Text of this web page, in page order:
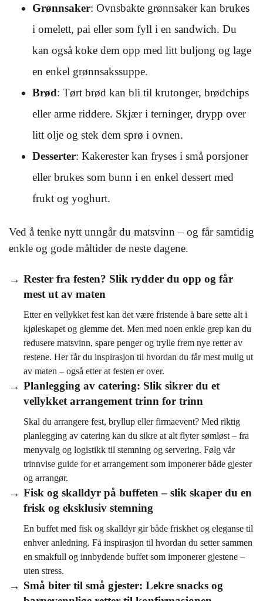
Grønnsaker: Ovnsbakte grønnsaker kan brukes
i omelett, pai eller som fyll i en sandwich. Du
kan også koke dem opp med litt buljong og lage
en enkel grønnsakssuppe.
Brød: Tørt brød kan bli til krutonger, brødchips
eller arme riddere. Skjær i terninger, drypp over
litt olje og stek dem sprø i ovnen.
Desserter: Kakerester kan fryses i små porsjoner
eller brukes som bunn i en enkel dessert med
frukt og yoghurt.
Ved å tenke nytt unngår du matsvinn – og får samtidig
enkle og gode måltider de neste dagene.
Rester fra festen? Slik rydder du opp og får
mest ut av maten
Etter en vellykket fest kan det være fristende å bare sette alt i
kjøleskapet og glemme det. Men med noen enkle grep kan du
redusere matsvinn, spare penger og trylle frem nye retter av
restene. Her får du inspirasjon til hvordan du får mest mulig ut
av maten – også etter at festen er over.
Planlegging av catering: Slik sikrer du et
vellykket arrangement trinn for trinn
Skal du arrangere fest, bryllup eller firmaevent? Med riktig
planlegging av catering kan du sikre at alt flyter sømløst – fra
menyvalg og logistikk til stemning og servering. Følg vår
trinnvise guide for et arrangement som imponerer både gjester
og arrangør.
Fisk og skalldyr på buffeten – slik skaper du en
frisk og eksklusiv stemning
En buffet med fisk og skalldyr gir både friskhet og eleganse til
enhver anledning. Få inspirasjon til hvordan du setter sammen
en smakfull og innbydende buffet som imponerer gjestene –
uten stress.
Små biter til små gjester: Lekre snacks og